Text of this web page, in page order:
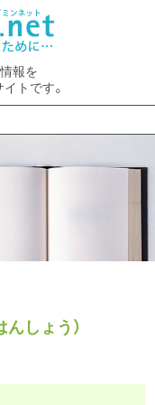
報を
トです。
しょう）